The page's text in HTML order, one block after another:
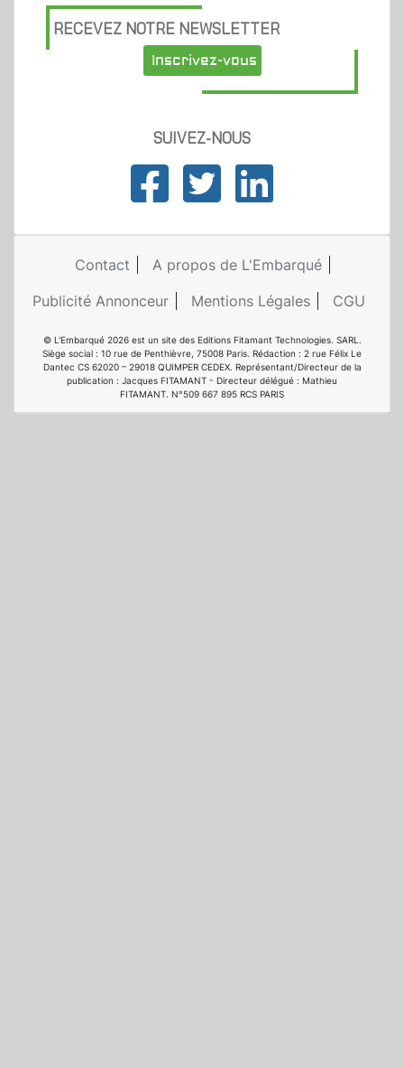
RECEVEZ NOTRE NEWSLETTER
Inscrivez-vous
SUIVEZ-NOUS
Contact
A propos de L'Embarqué
Publicité Annonceur
Mentions Légales CGU
© L'Embarqué 2026 est un site des Editions Fitamant Technologies. SARL.
Siège social : 10 rue de Penthièvre, 75008 Paris. Rédaction : 2 rue Félix Le
Dantec CS 62020 – 29018 QUIMPER CEDEX. Représentant/Directeur de la
publication : Jacques FITAMANT - Directeur délégué : Mathieu
FITAMANT. N°509 667 895 RCS PARIS